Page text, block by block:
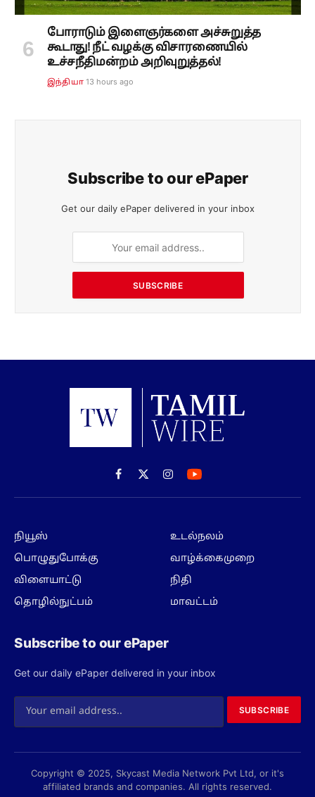
போராடும் இளைஞர்களை அச்சுறுத்த
கூடாது! நீட் வழக்கு விசாரணையில்
உச்சநீதிமன்றம் அறிவுறுத்தல்!
இந்தியா 13 hours ago
Subscribe to our ePaper
Get our daily ePaper delivered in your inbox
SUBSCRIBE
Facebook
X
(Twitter)
Instagram
நியூஸ்
பொழுதுபோக்கு
விளையாட்டு
தொழில்நுட்பம்
உடல்நலம்
வாழ்க்கைமுறை
நிதி
மாவட்டம்
Subscribe to our ePaper
Get our daily ePaper delivered in your inbox
SUBSCRIBE
Copyright © 2025, Skycast Media Network Pvt Ltd, or it's
affiliated brands and companies. All rights reserved.